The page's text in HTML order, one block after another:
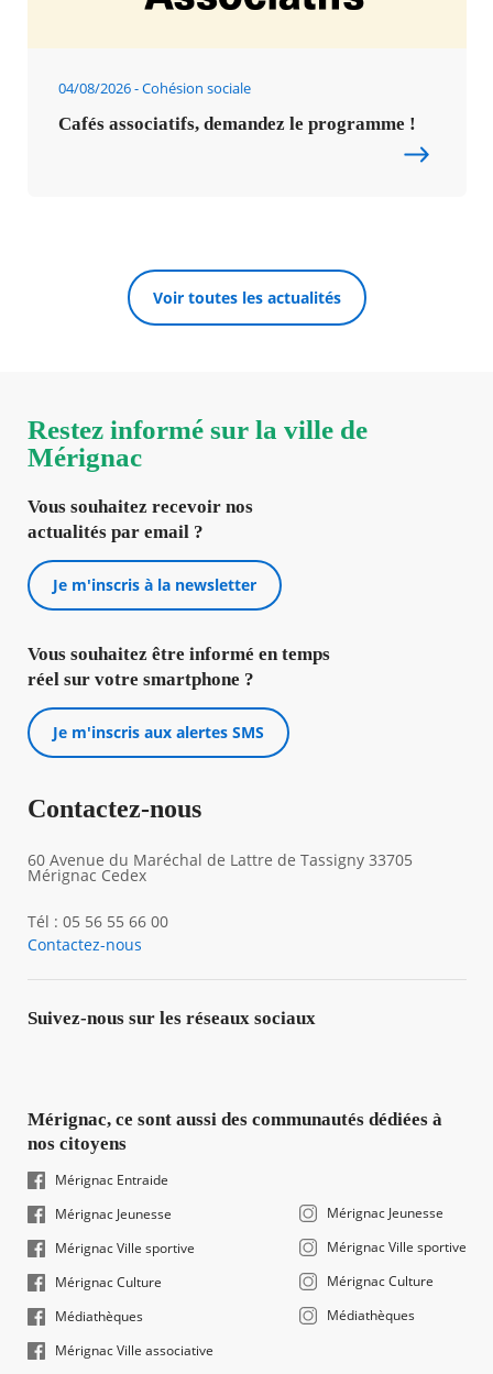
04/08/2026 Cohésion sociale
Cafés associatifs, demandez le programme !
Voir toutes les actualités
Restez informé sur la ville de
Mérignac
Vous souhaitez recevoir nos
actualités par email ?
Je m'inscris à la newsletter
Vous souhaitez être informé en temps
réel sur votre smartphone ?
Je m'inscris aux alertes SMS
Contactez-nous
60 Avenue du Maréchal de Lattre de Tassigny 33705
Mérignac Cedex
Tél : 05 56 55 66 00
Contactez-nous
Suivez-nous sur les réseaux sociaux
Mérignac, ce sont aussi des communautés dédiées à
nos citoyens
Mérignac Entraide
Mérignac Jeunesse
Mérignac Ville sportive
Mérignac Culture
Médiathèques
Mérignac Ville associative
Mérignac Jeunesse
Mérignac Ville sportive
Mérignac Culture
Médiathèques